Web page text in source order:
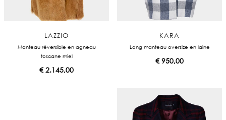
LAZZIO
Manteau réversible en agneau
toscane miel
€2.145,00
KARA
Long manteau oversize en laine
€950,00